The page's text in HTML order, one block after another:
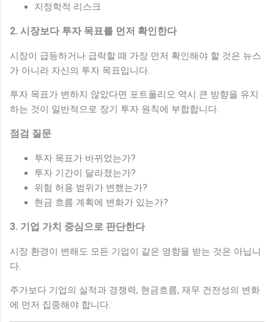
지정학적 리스크
2. 시장보다 투자 목표를 먼저 확인한다
시장이 급등하거나 급락할 때 가장 먼저 확인해야 할 것은 뉴스
가 아니라 자신의 투자 목표입니다.
투자 목표가 변하지 않았다면 포트폴리오 역시 큰 방향을 유지
하는 것이 일반적으로 장기 투자 원칙에 부합합니다.
점검 질문
투자 목표가 바뀌었는가?
투자 기간이 달라졌는가?
위험 허용 범위가 변했는가?
현금 흐름 계획에 변화가 있는가?
3. 기업 가치 중심으로 판단한다
시장 환경이 변해도 모든 기업이 같은 영향을 받는 것은 아닙니
다.
주가보다 기업의 실적과 경쟁력, 현금흐름, 재무 건전성의 변화
에 먼저 집중해야 합니다.